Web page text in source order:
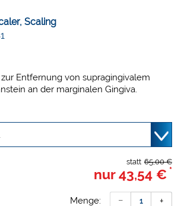
Scaling
Entfernung von supragingivalem
an der marginalen Gingiva.
65,00 €
statt
nur43,54 € *
Menge: